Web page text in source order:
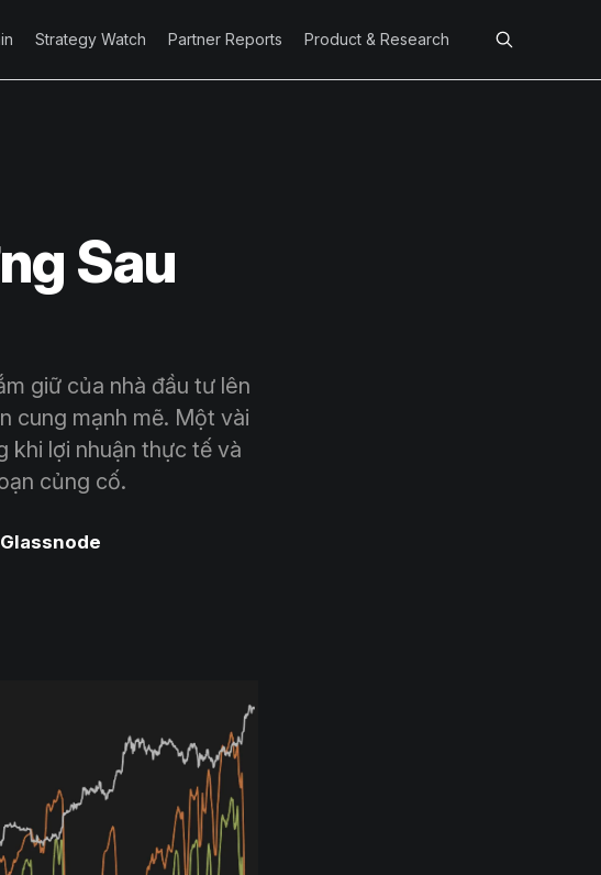
Strategy Watch Partner Reports Product & Research
Sau
giữ của nhà đầu tư lên
cung mạnh mẽ. Một vài
khi lợi nhuận thực tế và
củng cố.
Glassnode